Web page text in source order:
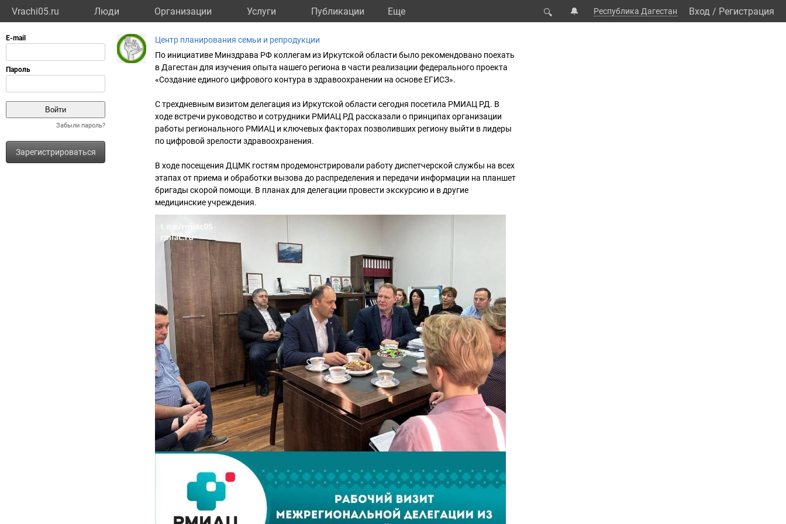
Vrachi05.ru Люди Организации Услуги Публикации Eще 🔍 🔔 Республика Дагестан Вход / Регистрация
Забыли пароль?
Зарегистрироваться
Центр планирования семьи и репродукции
По инициативе Минздрава РФ коллегам из Иркутской области было рекомендовано поехать
в Дагестан для изучения опыта нашего региона в части реализации федерального проекта
«Создание единого цифрового контура в здравоохранении на основе ЕГИСЗ».
С трехдневным визитом делегация из Иркутской области сегодня посетила РМИАЦ РД. В
ходе встречи руководство и сотрудники РМИАЦ РД рассказали о принципах организации
работы регионального РМИАЦ и ключевых факторах позволивших региону выйти в лидеры
по цифровой зрелости здравоохранения.
В ходе посещения ДЦМК гостям продемонстрировали работу диспетчерской службы на всех
этапах от приема и обработки вызова до распределения и передачи информации на планшет
бригады скорой помощи. В планах для делегации провести экскурсию и в другие
медицинские учреждения.